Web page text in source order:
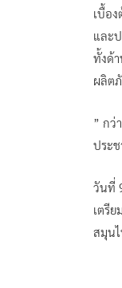
เบื้อ
และ
ทั้งด้
ผลิต
” กว่
ประ
วันที่
เตรี
สมุน